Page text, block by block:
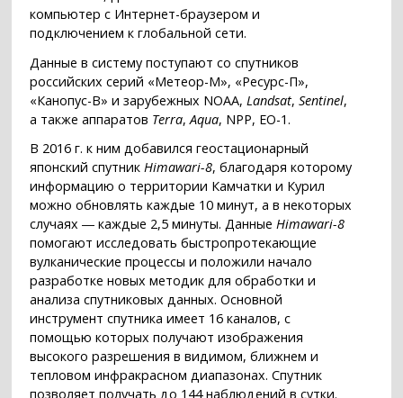
компьютер с Интернет-браузером и
подключением к глобальной сети.
Данные в систему поступают со спутников
российских серий «Метеор-М», «Ресурс-П»,
«Канопус-В» и зарубежных NOAA, Landsat,Sentinel,
а также аппаратов Terra,Aqua, NPP, EO-1.
В 2016 г. к ним добавился геостационарный
японский спутникHimawari-8, благодаря которому
информацию о территории Камчатки и Курил
можно обновлять каждые 10 минут, а в некоторых
случаях ― каждые 2,5 минуты. ДанныеHimawari-8
помогают исследовать быстропротекающие
вулканические процессы и положили начало
разработке новых методик для обработки и
анализа спутниковых данных. Основной
инструмент спутника имеет 16 каналов, с
помощью которых получают изображения
высокого разрешения в видимом, ближнем и
тепловом инфракрасном диапазонах. Спутник
позволяет получать до 144 наблюдений в сутки.